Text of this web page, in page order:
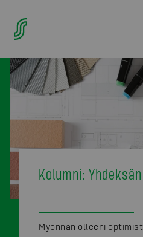
Kolumni:
Myönnän olleeni